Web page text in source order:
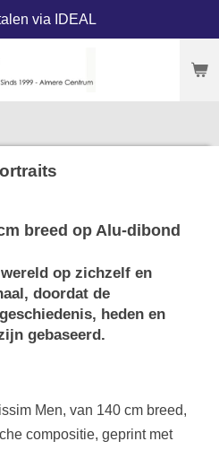
via IDEAL
breed op Alu-dibond
op zichzelf en
doordat de
heden en
gebaseerd.
Men, van 140 cm breed,
compositie, geprint met